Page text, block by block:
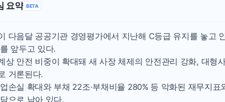
남동발전,
요약 BETA
다음달 공공기관 경영평가에서 지난해 C등급 유지를 놓고
앞두고 있다.
상 안전 비중이 확대돼 새 사장 체제의 안전관리 강화, 대형
거론된다.
손실 확대와 부채 22조·부채비율 280% 등 악화된 재무지표
으로 남아 있다.